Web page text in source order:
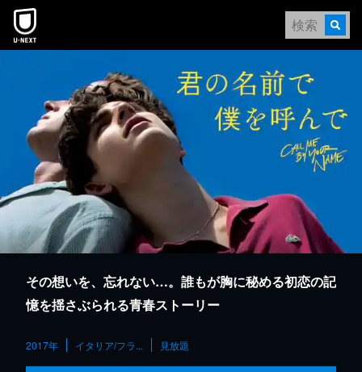
本文へスキップ
その想いを、忘れない…。誰もが胸に秘める初恋の記
憶を揺さぶられる青春ストーリー
2017年 イタリア/フラ... 見放題